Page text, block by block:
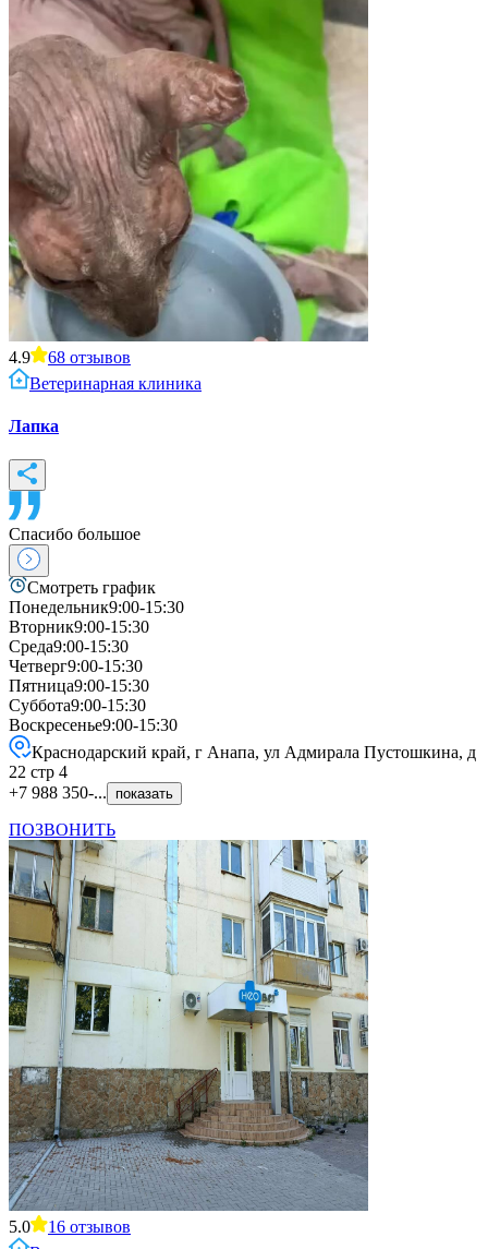
4.9 68 отзывов
Ветеринарная клиника
Лапка
Спасибо большое
Смотреть график
Понедельник9:00-15:30
Вторник9:00-15:30
Среда9:00-15:30
Четверг9:00-15:30
Пятница9:00-15:30
Суббота9:00-15:30
Воскресенье9:00-15:30
Краснодарский край, г Анапа, ул Адмирала Пустошкина, д
22 стр 4
+7 988 350-...
показать
ПОЗВОНИТЬ
5.0 16 отзывов